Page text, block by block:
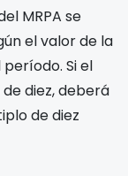
MRPA se
el valor de la
Si el
diez, deberá
de diez